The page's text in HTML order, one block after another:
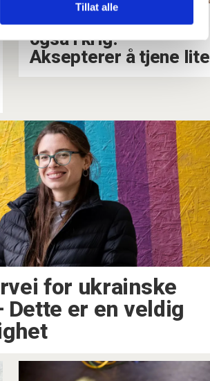
Tillat alle
Disse forhandler lønn
også i krig: –⁠
Aksepterer å tjene lite
for ukrainske
Dette er en veldig